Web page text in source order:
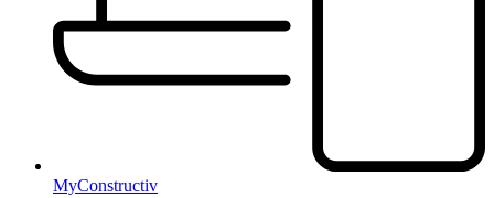
MyConstructiv